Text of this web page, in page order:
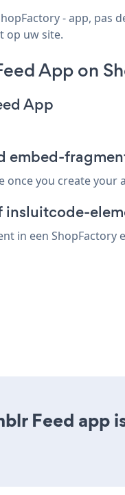
- app, pas
op uw site.
App on
App
embed-
once you create your
insluitcode-
in een
Feed app